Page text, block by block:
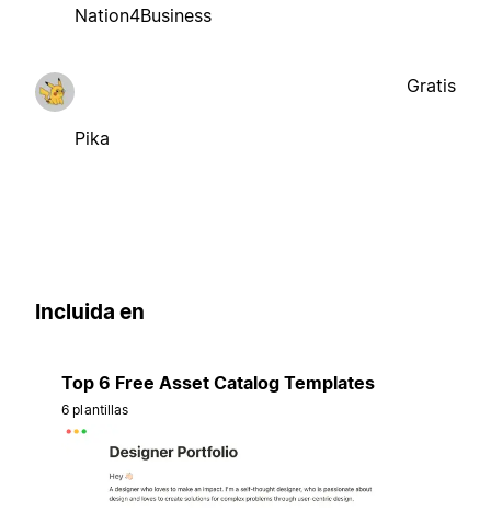
Nation4Business
Pika
Gratis
Incluida en
Top 6 Free Asset Catalog Templates
6 plantillas